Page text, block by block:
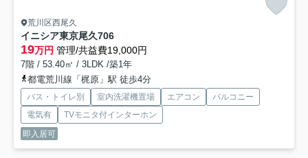
荒川区西尾久
イニシア東京尾久706
19万円 管理/共益費19,000円
7階 / 53.40㎡ / 3LDK /築1年
都電荒川線「梶原」駅 徒歩4分
バス・トイレ別 室内洗濯機置場 エアコン
バルコニー
電気有
TVモニタ付インターホン
即入居可